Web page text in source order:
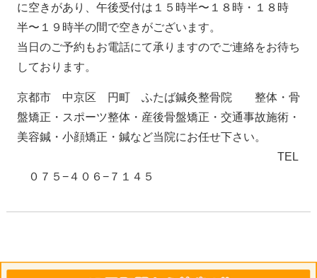
に空きがあり、午後受付は１５時半〜１８時・１８時
半〜１９時半の間で空きがございます。
当日のご予約もお電話にて承りますのでご連絡をお待ち
しております。
京都市 中京区 円町 ふたば鍼灸整骨院 整体・骨
盤矯正・スポーツ整体・産後骨盤矯正・交通事故施術・
美容鍼・小顔矯正・鍼など当院にお任せ下さい。
TEL
０７５−４０６−７１４５